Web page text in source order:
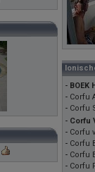
- BOEK
- Corfu
- Corfu
- Corfu
- Corfu
- Corfu
- Corfu
- Corfu